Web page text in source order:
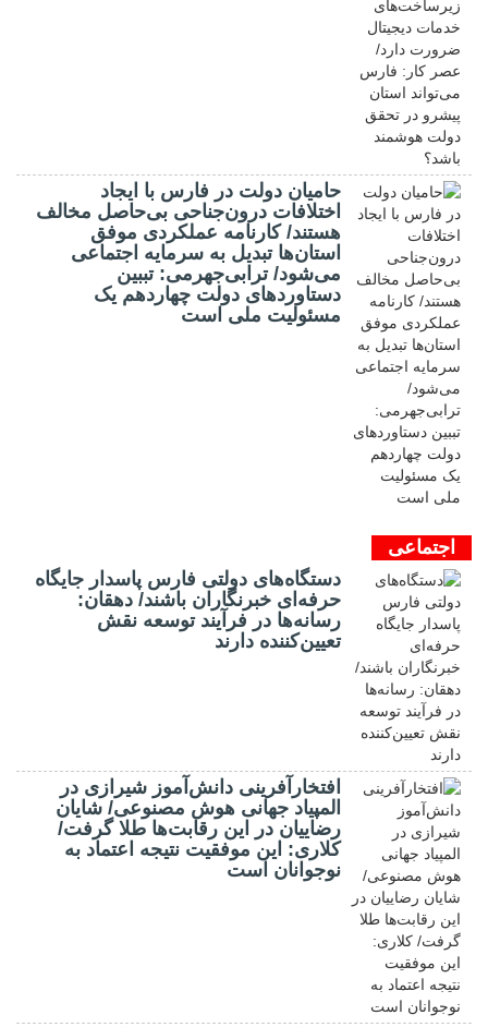
حامیان دولت در فارس با ایجاد
اختلافات درون‌جناحی بی‌حاصل مخالف
هستند/ کارنامه عملکردی موفق
استان‌ها تبدیل به سرمایه اجتماعی
می‌شود/ ترابی‌جهرمی: تببین
دستاوردهای دولت چهاردهم یک
مسئولیت ملی است
اجتماعی
دستگاه‌های دولتی فارس پاسدار جایگاه
حرفه‌ای خبرنگاران باشند/ دهقان:
رسانه‌ها در فرآیند توسعه نقش
تعیین‌کننده دارند
افتخارآفرینی دانش‌آموز شیرازی در
المپیاد جهانی هوش مصنوعی/ شایان
رضاییان در این رقابت‌ها طلا گرفت/
کلاری: این موفقیت نتیجه اعتماد به
نوجوانان است